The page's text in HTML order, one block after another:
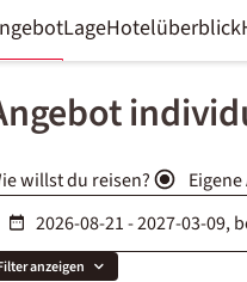
LageHotelüberblick
willst du reisen?
anzeigen